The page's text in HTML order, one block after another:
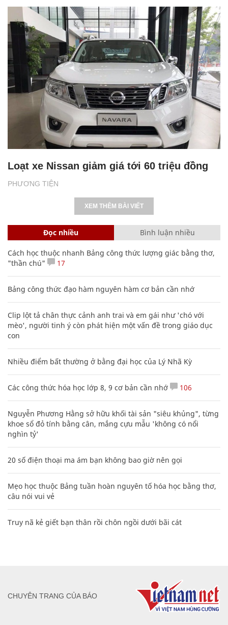
PHƯƠNG TIỆN
Loạt xe Nissan giảm giá tới 60 triệu đồng
XEM THÊM BÀI VIẾT
Đọc nhiều Bình luận nhiều
Cách học thuộc nhanh Bảng công thức lượng giác bằng thơ,
"thần chú"
17
Bảng công thức đạo hàm nguyên hàm cơ bản cần nhớ
Clip lột tả chân thực cảnh anh trai và em gái như 'chó với
mèo', người tinh ý còn phát hiện một vấn đề trong giáo dục
con
Nhiều điểm bất thường ở bằng đại học của Lý Nhã Kỳ
Các công thức hóa học lớp 8, 9 cơ bản cần nhớ 106
Nguyễn Phương Hằng sở hữu khối tài sản "siêu khủng", từng
khoe sổ đỏ tính bằng cân, mắng cựu mẫu 'không có nổi
nghìn tỷ'
20 số điện thoại ma ám bạn không bao giờ nên gọi
Mẹo học thuộc Bảng tuần hoàn nguyên tố hóa học bằng thơ,
câu nói vui vẻ
Truy nã kẻ giết bạn thân rồi chôn ngồi dưới bãi cát
CHUYÊN TRANG CỦA BÁO